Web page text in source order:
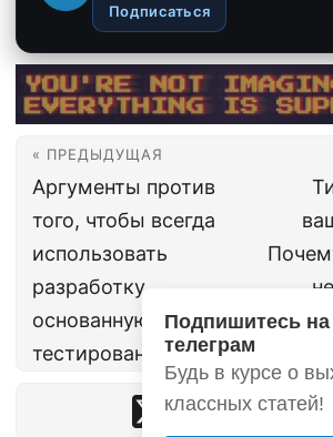
Подпишитесь
телеграм
Будь в курсе о
классных статей!
Подписаться
« ПРЕДЫДУЩАЯ
Аргументы против
того, чтобы всегда
использовать
разработку,
основанную на
тестировании